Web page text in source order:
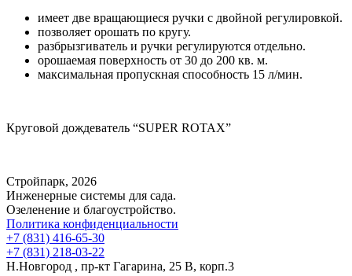
имеет две вращающиеся ручки с двойной регулировкой.
позволяет орошать по кругу.
разбрызгиватель и ручки регулируются отдельно.
орошаемая поверхность от 30 до 200 кв. м.
максимальная пропускная способность 15 л/мин.
Круговой дождеватель “SUPER ROTAX”
Стройпарк, 2026
Инженерные системы для сада.
Озеленение и благоустройство.
Политика конфиденциальности
+7 (831) 416-65-30
+7 (831) 218-03-22
Н.Новгород , пр-кт Гагарина, 25 В, корп.3